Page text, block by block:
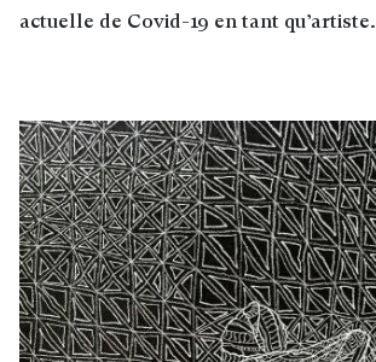
actuelle de Covid-19 en tant qu’artiste.